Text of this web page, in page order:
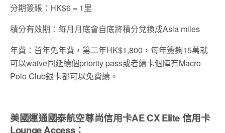
分期簽賬：HK$6 = 1里
積分有效期：每月月底會自底將積分兌換成Asia miles
年費：首年免年費，第二年HK$1,800，每年簽夠15萬就
可以waive同延續個priority pass或者續卡個陣有Macro
Polo Club銀卡都可以免費續。
美國運通國泰航空尊尚信用卡AE CX Elite信用卡
Lounge Access：